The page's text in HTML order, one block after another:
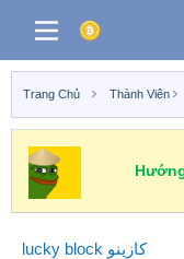
Trang Chủ Thành Viên
lucky block كازينو